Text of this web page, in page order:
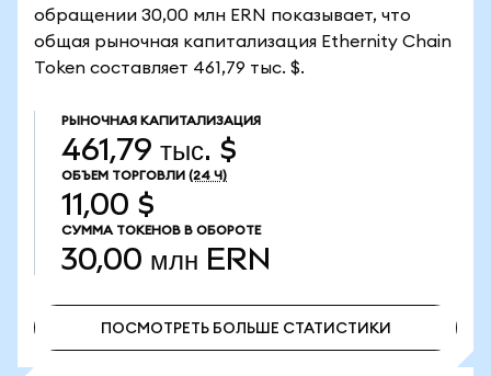
обращении 30,00 млн ERN показывает, что
общая рыночная капитализация Ethernity Chain
Token составляет 461,79 тыс. $.
РЫНОЧНАЯ КАПИТАЛИЗАЦИЯ
461,79 тыс. $
ОБЪЕМ ТОРГОВЛИ (24 Ч)
11,00 $
СУММА ТОКЕНОВ В ОБОРОТЕ
30,00 млн ERN
ПОСМОТРЕТЬ БОЛЬШЕ СТАТИСТИКИ